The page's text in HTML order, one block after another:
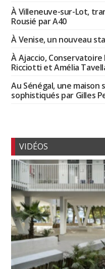
À Villeneuve-sur-Lot,
Rousié par A40
À Venise, un nouveau
À Ajaccio,
Ricciotti et Amélia
Au Sénégal, une maison
sophistiqués par Gilles
VIDÉOS